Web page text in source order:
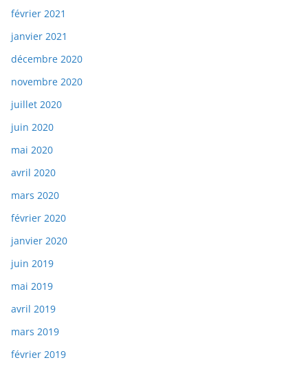
février 2021
janvier 2021
décembre 2020
novembre 2020
juillet 2020
juin 2020
mai 2020
avril 2020
mars 2020
février 2020
janvier 2020
juin 2019
mai 2019
avril 2019
mars 2019
février 2019